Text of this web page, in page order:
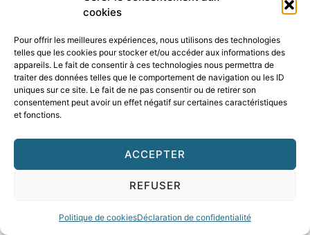
cookies
Pour offrir les meilleures expériences, nous utilisons des technologies
telles que les cookies pour stocker et/ou accéder aux informations des
appareils. Le fait de consentir à ces technologies nous permettra de
traiter des données telles que le comportement de navigation ou les ID
uniques sur ce site. Le fait de ne pas consentir ou de retirer son
consentement peut avoir un effet négatif sur certaines caractéristiques
et fonctions.
ACCEPTER
REFUSER
Politique de cookiesDéclaration de confidentialité